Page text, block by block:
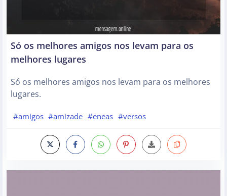
Só os melhores amigos nos levam para os
melhores lugares
Só os melhores amigos nos levam para os melhores
lugares.
#amigos #amizade #eneas #versos